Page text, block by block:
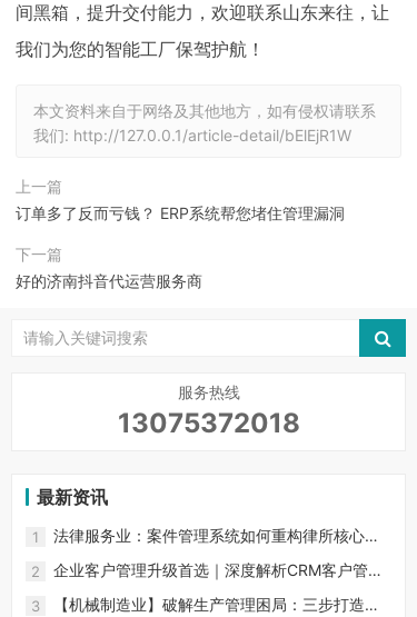
间黑箱，提升交付能力，欢迎联系山东来往，让
我们为您的智能工厂保驾护航！
本文资料来自于网络及其他地方，如有侵权请联系
我们: http://127.0.0.1/article-detail/bElEjR1W
上一篇
订单多了反而亏钱？ ERP系统帮您堵住管理漏洞
下一篇
好的济南抖音代运营服务商
服务热线
13075372018
最新资讯
1
法律服务业：案件管理系统如何重构律所核心竞
争力？ 行业生产力困局
2
企业客户管理升级首选｜深度解析CRM客户管理
系统的核心功能与价值
3
【机械制造业】破解生产管理困局：三步打造数